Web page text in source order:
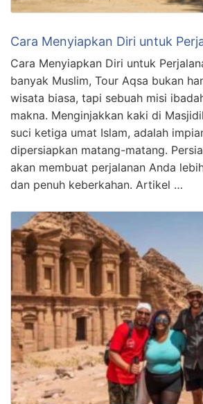
Cara Menyiapkan Diri untuk
Cara Menyiapkan Diri untuk
banyak Muslim, Tour Aqsa bukan
wisata biasa, tapi sebuah misi
makna. Menginjakkan kaki di
suci ketiga umat Islam, adalah
dipersiapkan matang-matang.
akan membuat perjalanan Anda
dan penuh keberkahan. Artikel …